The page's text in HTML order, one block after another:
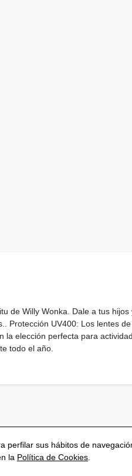
de Willy Wonka. Dale a tus
Protección UV400: Los lentes
elección perfecta para
todo el año.
sus hábitos de
la Política de Cookies